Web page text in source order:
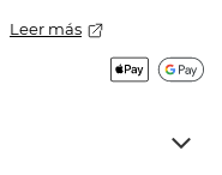
Leer más